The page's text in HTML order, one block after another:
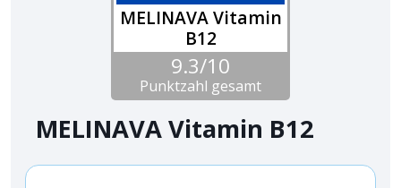
MELINAVA Vitamin
B12
9.3/10
Punktzahl gesamt
MELINAVA Vitamin B12